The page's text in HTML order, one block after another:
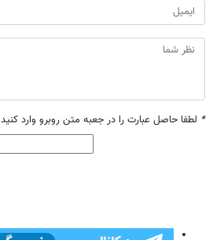
* لطفا حاصل عبارت را در جعبه متن روبرو وارد کنید